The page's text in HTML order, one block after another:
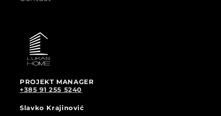
PROJEKT MANAGER
+385 91 255 5240
Slavko Krajinović